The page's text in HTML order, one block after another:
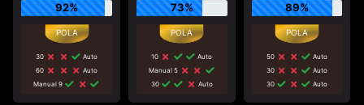
92%
30
Auto
60
Auto
Manual 9
73%
10
Auto
Manual 5
30
Auto
89%
50
Auto
30
Auto
30
Auto